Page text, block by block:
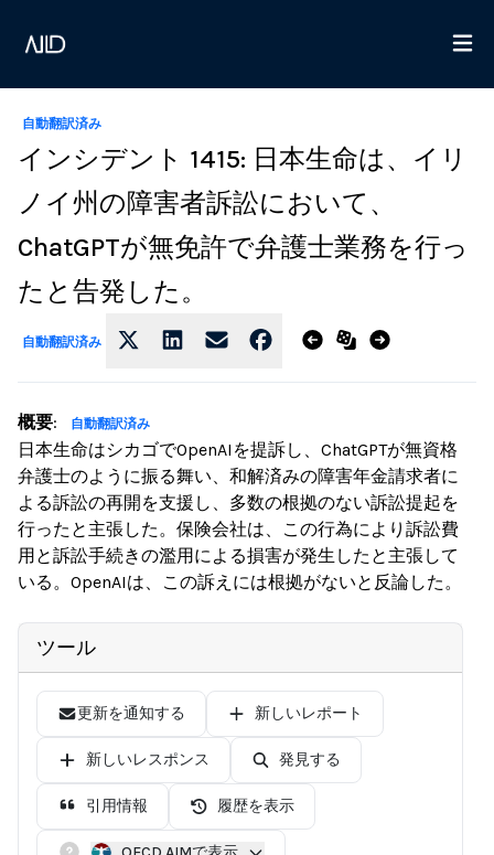
自動翻訳済み
インシデント 1415: 日本生命は、イリ
ノイ州の障害者訴訟において、
ChatGPTが無免許で弁護士業務を行っ
たと告発した。
自動翻訳済み
概要: 自動翻訳済み
日本生命はシカゴでOpenAIを提訴し、ChatGPTが無資格
弁護士のように振る舞い、和解済みの障害年金請求者に
よる訴訟の再開を支援し、多数の根拠のない訴訟提起を
行ったと主張した。保険会社は、この行為により訴訟費
用と訴訟手続きの濫用による損害が発生したと主張して
いる。OpenAIは、この訴えには根拠がないと反論した。
ツール
更新を通知する 新しいレポート
新しいレスポンス 発見する
引用情報 履歴を表示